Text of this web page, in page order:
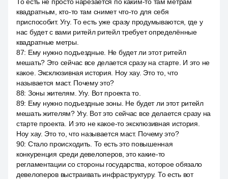
квадратным, кто-то там снимет что-то для себя
приспособит. Угу. То есть уже сразу продумываются, где у
нас будет с вами ритейл ритейл требует определённые
квадратные метры.
87: Ему нужно подъездные. Не будет ли этот ритейл
мешать? Это сейчас все делается сразу на старте. И это не
какое. Эксклюзивная история. Ноу хау. Это то, что
называется маст. Почему это?
88: Зоны жителям. Угу. Вот проекта то.
89: Ему нужно подъездные зоны. Не будет ли этот ритейл
мешать жителям? Угу. Вот это сейчас все делается сразу на
старте проекта. И это не какое-то эксклюзивная история.
Ноу хау. Это то, что называется маст. Почему это?
90: Стало происходить. То есть это повышенная
конкуренция среди девелоперов, это какие-то
регламентации со стороны государства, которое обязало
девелоперов выстраивать инфраструктуру. То есть вот